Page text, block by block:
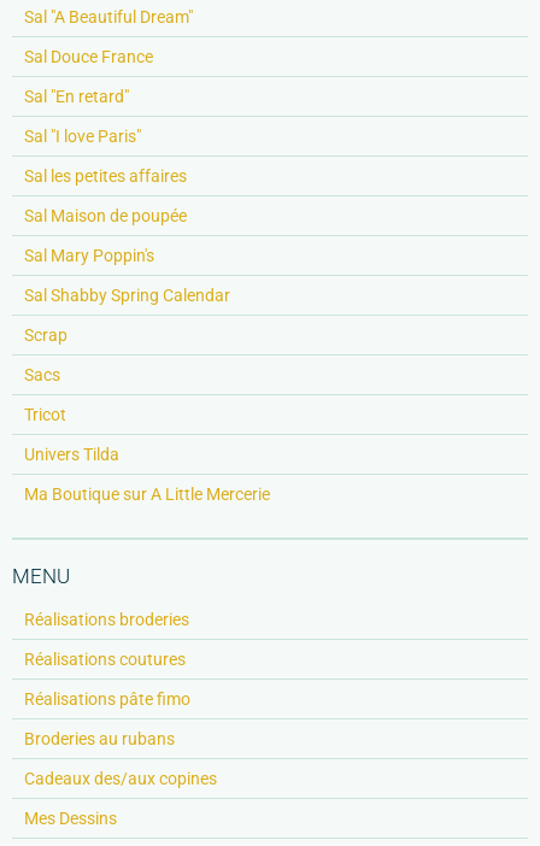
Sal "A Beautiful Dream"
Sal Douce France
Sal "En retard"
Sal "I love Paris"
Sal les petites affaires
Sal Maison de poupée
Sal Mary Poppin's
Sal Shabby Spring Calendar
Scrap
Sacs
Tricot
Univers Tilda
Ma Boutique sur A Little Mercerie
MENU
Réalisations broderies
Réalisations coutures
Réalisations pâte fimo
Broderies au rubans
Cadeaux des/aux copines
Mes Dessins